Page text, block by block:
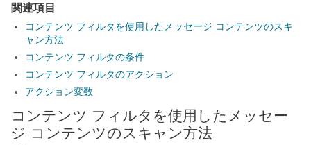
関連項目
コンテンツ フィルタを使用したメッセージ コンテンツのスキ
ャン方法
コンテンツ フィルタの条件
コンテンツ フィルタのアクション
アクション変数
コンテンツ フィルタを使用したメッセー
ジ コンテンツのスキャン方法